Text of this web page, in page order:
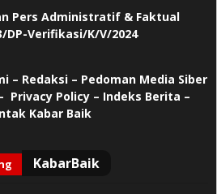
Pers Administratif & Faktual
DP-Verifikasi/K/V/2024
– Redaksi – Pedoman Media Siber
Privacy Policy– Indeks Berita –
Kabar Baik